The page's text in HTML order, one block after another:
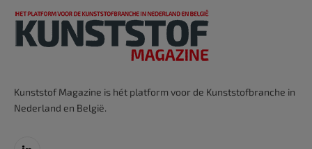
Kunststof Magazine is hét platform voor de Kunststofbranche in
Nederland en België.